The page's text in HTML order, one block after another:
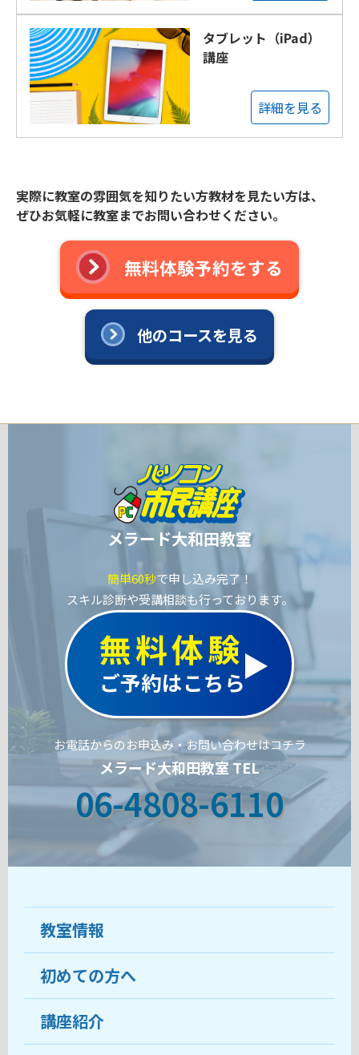
タブレット（iPad）
講座
詳細を見る
実際に教室の雰囲気を知りたい方教材を見たい方は、
ぜひお気軽に教室までお問い合わせください。
無料体験予約をする
他のコースを見る
メラード大和田教室
簡単60秒で申し込み完了！
スキル診断や受講相談も行っております。
無料体験
ご予約はこちら
お電話からのお申込み・お問い合わせはコチラ
メラード大和田教室 TEL
06-4808-6110
教室情報
教室について
受講生の声
初めての方へ
ココがおすすめ
講座紹介